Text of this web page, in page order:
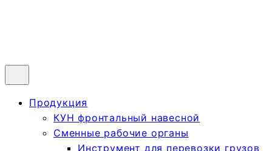
Продукция
КУН фронтальный навесной
Сменные рабочие органы
Инструмент для перевозки грузов